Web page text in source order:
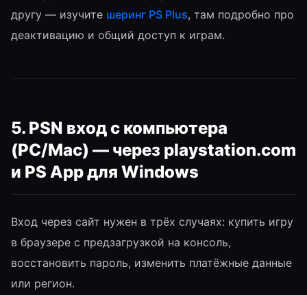
другу — изучите шеринг PS Plus, там подробно про
деактивацию и общий доступ к играм.
5. PSN вход с компьютера
(PC/Mac) — через playstation.com
и PS App для Windows
Вход через сайт нужен в трёх случаях: купить игру
в браузере с предзагрузкой на консоль,
восстановить пароль, изменить платёжные данные
или регион.